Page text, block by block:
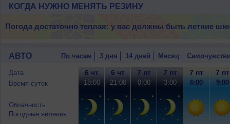
КОГДА НУЖНО МЕНЯТЬ РЕЗИНУ
Погода достаточно теплая: у вас должны быть летние
АВТО По часам 3 дня 14 дней Месяц
Дата
Время суток
Облачность
Погодные явления
6 чт
18:00
6 чт
21:00
7 пт
0:00
7 пт
3:00
7 пт
6:00
7 пт
9:00